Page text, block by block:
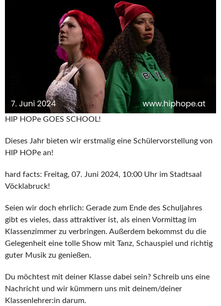
HIP HOPe GOES SCHOOL!
Dieses Jahr bieten wir erstmalig eine Schülervorstellung von
HIP HOPe an!
hard facts: Freitag, 07. Juni 2024, 10:00 Uhr im Stadtsaal
Vöcklabruck!
Seien wir doch ehrlich: Gerade zum Ende des Schuljahres
gibt es vieles, dass attraktiver ist, als einen Vormittag im
Klassenzimmer zu verbringen. Außerdem bekommst du die
Gelegenheit eine tolle Show mit Tanz, Schauspiel und richtig
guter Musik zu genießen.
Du möchtest mit deiner Klasse dabei sein? Schreib uns eine
Nachricht und wir kümmern uns mit deinem/deiner
Klassenlehrer:in darum.